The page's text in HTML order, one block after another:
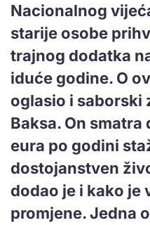
Nacionalnog
starije osobe
trajnog dodatka
iduće godine. O
oglasio i saborski
Baksa. On
eura po godini
dostojanstven
dodao je i kako je
promjene. Jedna